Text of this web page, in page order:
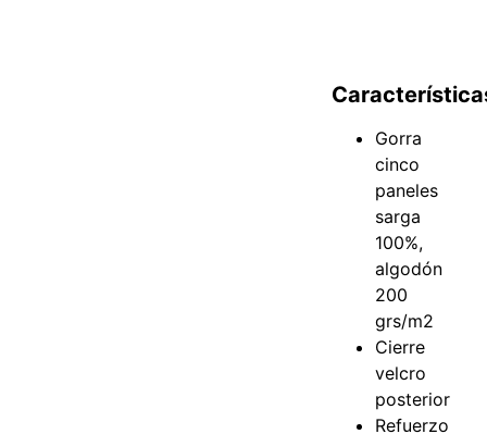
Gorra
cinco
paneles
sarga
100%,
algodón
200
grs/m2
Cierre
velcro
posterior
Refuerzo